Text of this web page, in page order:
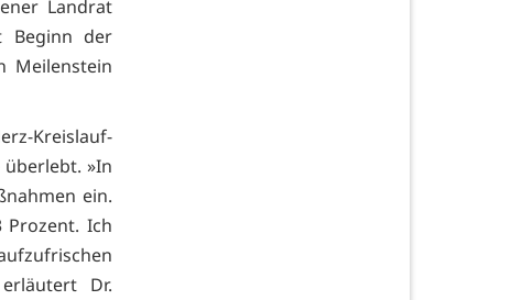
Landrat
Beginn der
Meilenstein
Kreislauf-
»In
ein.
Prozent. Ich
Dr.